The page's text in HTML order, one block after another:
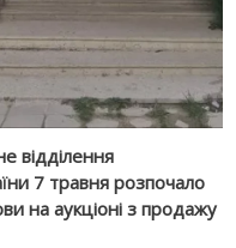
відділення
7 травня розпочало
на аукціоні з продажу